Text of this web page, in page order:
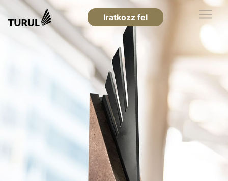
Iratkozz fel